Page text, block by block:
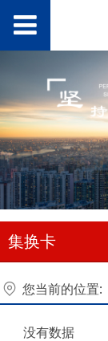
集换卡
您当前的位置:
没有数据